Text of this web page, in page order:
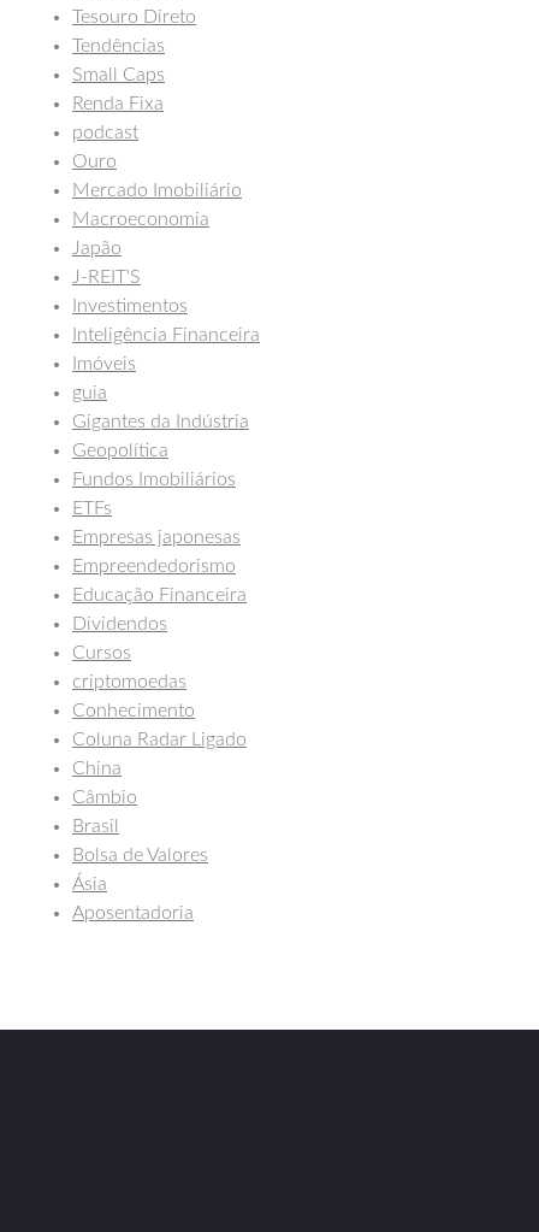
Tesouro Direto
Tendências
Small Caps
Renda Fixa
podcast
Ouro
Mercado Imobiliário
Macroeconomia
Japão
J-REIT'S
Investimentos
Inteligência Financeira
Imóveis
guia
Gigantes da Indústria
Geopolítica
Fundos Imobiliários
ETFs
Empresas japonesas
Empreendedorismo
Educação Financeira
Dividendos
Cursos
criptomoedas
Conhecimento
Coluna Radar Ligado
China
Câmbio
Brasil
Bolsa de Valores
Ásia
Aposentadoria